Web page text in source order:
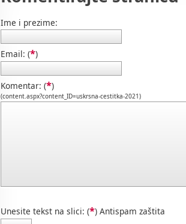
Ime i prezime:
Email: (*)
Komentar: (*)
(content.aspx?content_ID=uskrsna-cestitka-2021)
Unesite tekst na slici: (*) Antispam zaštita